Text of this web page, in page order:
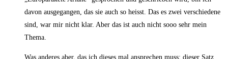
davon ausgegangen, das sie auch so heisst. Das es zwei verschiedene
sind, war mir nicht klar. Aber das ist auch nicht sooo sehr mein
Thema.
Was anderes aber, das ich dieses mal ansprechen muss: dieser Satz